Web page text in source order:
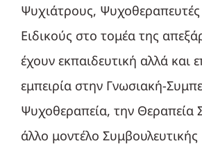
Ψυχιάτρους, Ψυχοθεραπευτές
Ειδικούς στο τομέα της
έχουν εκπαιδευτική αλλά και
εμπειρία στην Γνωσιακή-
Ψυχοθεραπεία, την Θεραπεία
άλλο μοντέλο Συμβουλευτικής